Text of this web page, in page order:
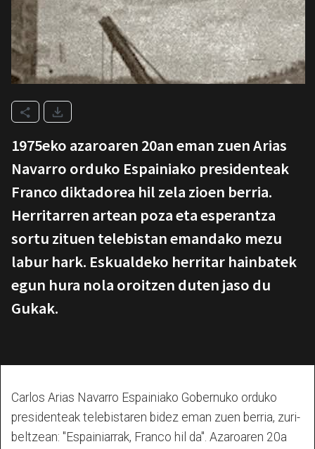
1975eko azaroaren 20an eman zuen Arias
Navarro orduko Espainiako presidenteak
Franco diktadorea hil zela zioen berria.
Herritarren artean poza eta esperantza
sortu zituen telebistan emandako mezu
labur hark. Eskualdeko herritar hainbatek
egun hura nola oroitzen duten jaso du
Gukak.
Carlos Arias Navarro Espainiako Gobernuko orduko
presidenteak telebistaren bidez eman zuen berria, zuri-
beltzean: "Espainiarrak, Franco hil da". Azaroaren 20a